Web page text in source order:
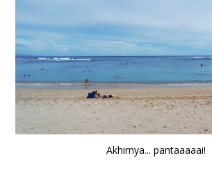
Akhirnya... pantaaaaai!